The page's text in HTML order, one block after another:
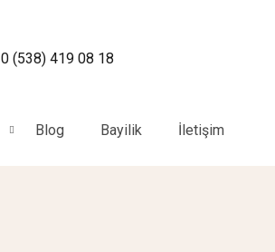
0 (538) 419 08 18
Blog Bayilik İletişim